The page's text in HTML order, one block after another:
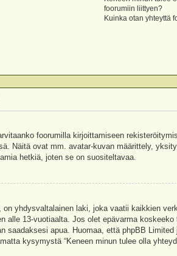
foorumiin liittyen?
Kuinka otan yhteyttä
foorumilla kirjoittamiseen
Näitä ovat mm. avatar-kuvan määrittely,
hetkiä, joten se on suositeltavaa.
yhdysvaltalainen laki, joka vaatii kaikkien
alle 13-vuotiaalta. Jos olet epävarma
saadaksesi apua. Huomaa, että phpBB
kysymystä “Keneen minun tulee olla